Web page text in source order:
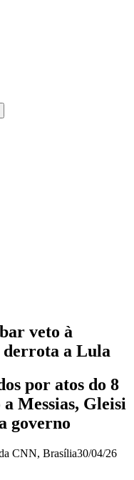
veto à
derrota a Lula
por atos do 8
Messias, Gleisi
governo
CNN, Brasília30/04/26